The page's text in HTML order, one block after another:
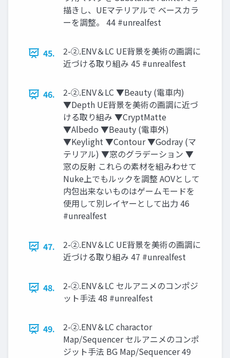
描きし、UEマテリアルで ベースカラ
ーを調整。 44 #unrealfest
45.
2-②.ENV＆LC UE背景を美術の画調に
近づける取り組み 45 #unrealfest
46.
2-②.ENV＆LC ▼Beauty (電車内)
▼Depth UE背景を美術の画調に近づ
ける取り組み ▼CryptMatte
▼Albedo ▼Beauty (電車外)
▼Keylight ▼Contour ▼Godray (マ
テリアル) ▼窓のグラデーション ▼
窓の反射 これらの素材を組みわせて
Nuke上でもルックを調整 AOVとして
内包出来ないものはゲームモードを
使用して別レイヤーとして出力 46
#unrealfest
47.
2-②.ENV＆LC UE背景を美術の画調に
近づける取り組み 47 #unrealfest
48.
2-②.ENV＆LC セルアニメのコンポジ
ット手法 48 #unrealfest
49.
2-②.ENV＆LC charactor
Map/Sequencer セルアニメのコンポ
ジット手法 BG Map/Sequencer 49